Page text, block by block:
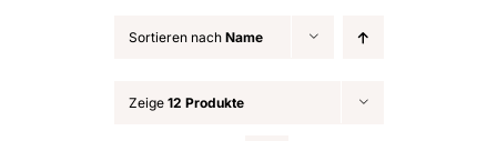
Sortieren nach Name
Zeige 12 Produkte